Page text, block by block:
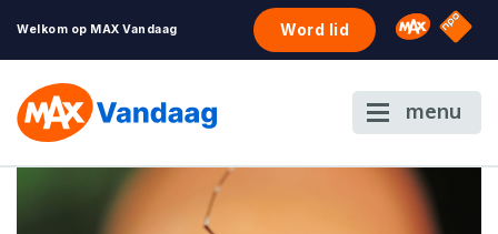
Welkom op MAX Vandaag Word lid Omroep
NPO
menu